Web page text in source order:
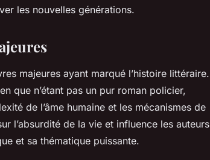
les nouvelles générations.
majeures ayant marqué l’histoire littéraire.
que n’étant pas un pur roman policier,
de l’âme humaine et les mécanismes de
l’absurdité de la vie et influence les auteurs
et sa thématique puissante.